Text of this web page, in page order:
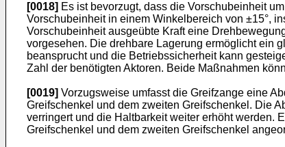
[0018] Es ist bevorzugt, dass die Vorschubeinheit
Vorschubeinheit in einem Winkelbereich von ±15°,
Vorschubeinheit ausgeübte Kraft eine
vorgesehen. Die drehbare Lagerung ermöglicht ein
beansprucht und die Betriebssicherheit kann
Zahl der benötigten Aktoren. Beide Maßnahmen
[0019] Vorzugsweise umfasst die Greifzange eine
Greifschenkel und dem zweiten Greifschenkel. Die
verringert und die Haltbarkeit weiter erhöht werden.
Greifschenkel und dem zweiten Greifschenkel